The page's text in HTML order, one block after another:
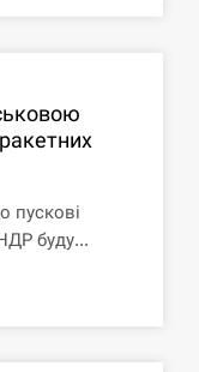
пускові
буду...